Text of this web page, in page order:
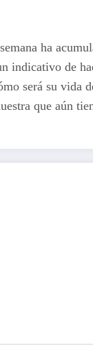
ha
de
será su vida
que aún